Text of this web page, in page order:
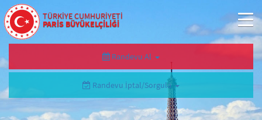
TÜRKİYE CUMHURİYETİ
PARİS BÜYÜKELÇİLİĞİ
Randevu Al
Randevu İptal/Sorgula